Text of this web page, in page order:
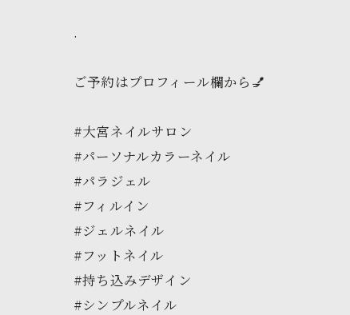
.
ご予約はプロフィール欄から💅
#大宮ネイルサロン
#パーソナルカラーネイル
#パラジェル
#フィルイン
#ジェルネイル
#フットネイル
#持ち込みデザイン
#シンプルネイル